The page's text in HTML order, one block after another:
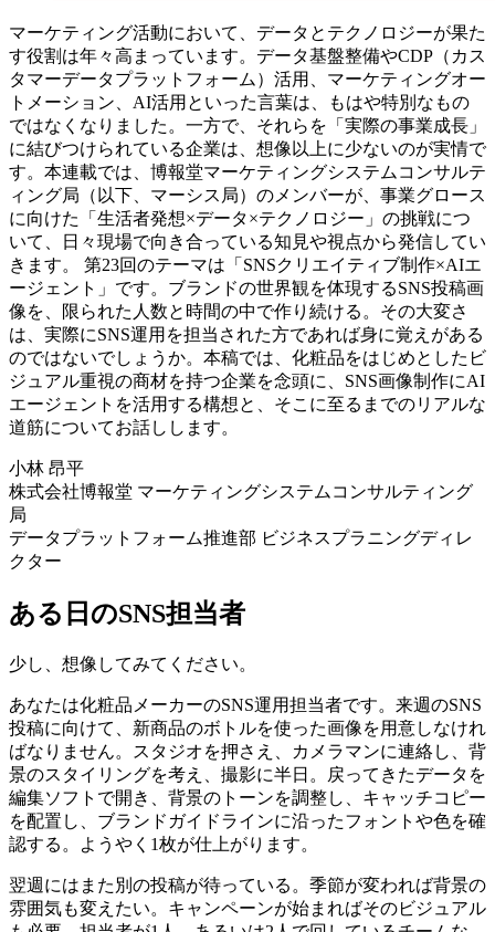
マーケティング活動において、データとテクノロジーが果た
す役割は年々高まっています。データ基盤整備やCDP（カス
タマーデータプラットフォーム）活用、マーケティングオー
トメーション、AI活用といった言葉は、もはや特別なもの
ではなくなりました。一方で、それらを「実際の事業成長」
に結びつけられている企業は、想像以上に少ないのが実情で
す。本連載では、博報堂マーケティングシステムコンサルテ
ィング局（以下、マーシス局）のメンバーが、事業グロース
に向けた「生活者発想×データ×テクノロジー」の挑戦につ
いて、日々現場で向き合っている知見や視点から発信してい
きます。 第23回のテーマは「SNSクリエイティブ制作×AIエ
ージェント」です。ブランドの世界観を体現するSNS投稿画
像を、限られた人数と時間の中で作り続ける。その大変さ
は、実際にSNS運用を担当された方であれば身に覚えがある
のではないでしょうか。本稿では、化粧品をはじめとしたビ
ジュアル重視の商材を持つ企業を念頭に、SNS画像制作にAI
エージェントを活用する構想と、そこに至るまでのリアルな
道筋についてお話しします。
小林 昂平
株式会社博報堂 マーケティングシステムコンサルティング
局
データプラットフォーム推進部 ビジネスプラニングディレ
クター
ある日のSNS担当者
少し、想像してみてください。
あなたは化粧品メーカーのSNS運用担当者です。来週のSNS
投稿に向けて、新商品のボトルを使った画像を用意しなけれ
ばなりません。スタジオを押さえ、カメラマンに連絡し、背
景のスタイリングを考え、撮影に半日。戻ってきたデータを
編集ソフトで開き、背景のトーンを調整し、キャッチコピー
を配置し、ブランドガイドラインに沿ったフォントや色を確
認する。ようやく1枚が仕上がります。
翌週にはまた別の投稿が待っている。季節が変われば背景の
雰囲気も変えたい。キャンペーンが始まればそのビジュアル